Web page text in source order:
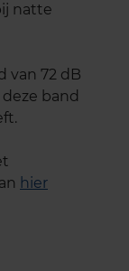
natte
van 72 dB
band
hier